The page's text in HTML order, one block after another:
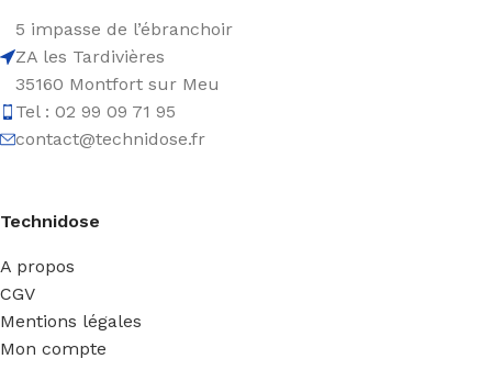
5 impasse de l’ébranchoir
ZA les Tardivières
35160 Montfort sur Meu
Tel : 02 99 09 71 95
contact@technidose.fr
Technidose
A propos
CGV
Mentions légales
Mon compte